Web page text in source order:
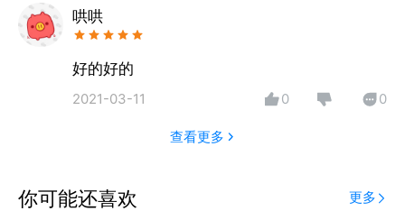
新鲜资讯精选后及时呈现，培养您灵敏商业嗅觉。 2、
六大商学院板块内容—全新呈现 每期内容深度聚焦、
传播一个管理细目，大量原创文章专治经营管理者的知
识焦虑症，为您提供有速度的管理新知、简报佐证和头
脑支持。 3、标杆实战学习营---连接价值 知名商学院
导师随行，名企核心高管参与，走进了近200多家名
级商学院”。
哄哄
好的好的
2021-03-11 0 0
查看更多
你可能还喜欢 更多